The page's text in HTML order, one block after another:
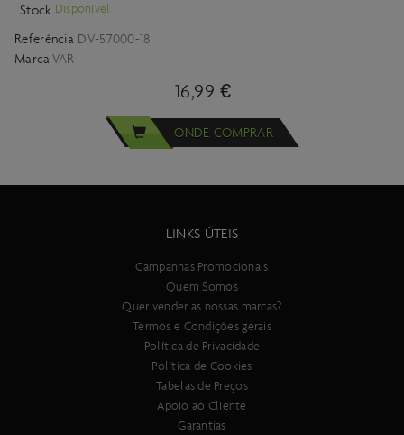
Stock Disponível
Referência DV-57000-18
Marca VAR
16,99 €
ONDE COMPRAR
LINKS ÚTEIS
Campanhas Promocionais
Quem Somos
Quer vender as nossas marcas?
Termos e Condições gerais
Política de Privacidade
Política de Cookies
Tabelas de Preços
Apoio ao Cliente
Garantias